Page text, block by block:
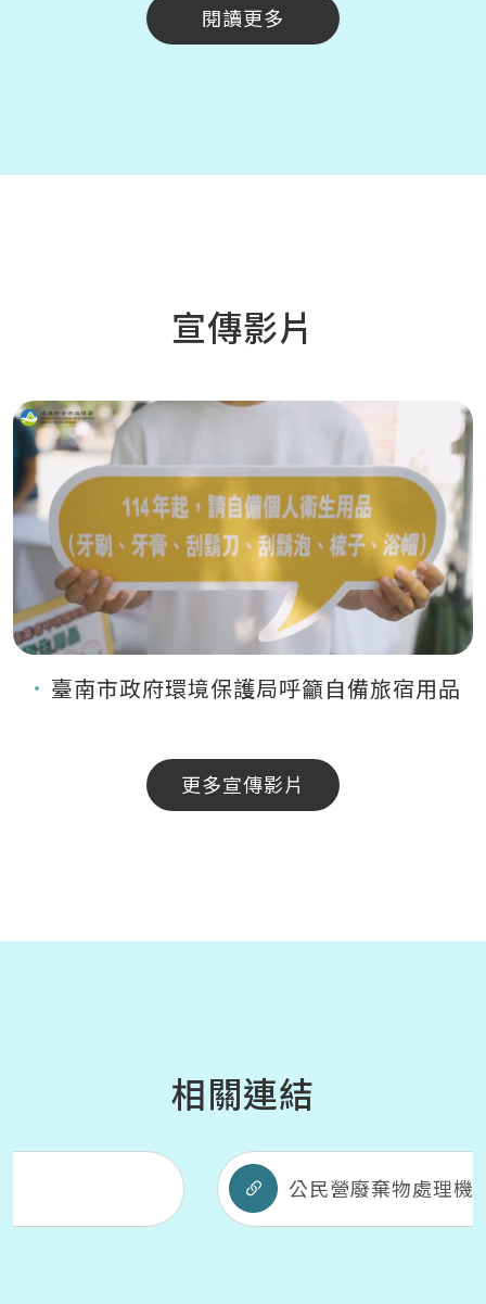
閱讀更多
宣傳影片
臺南市政府環境保護局呼籲自備旅宿用品
更多宣傳影片
相關連結
公民營廢棄物處理機構資訊網